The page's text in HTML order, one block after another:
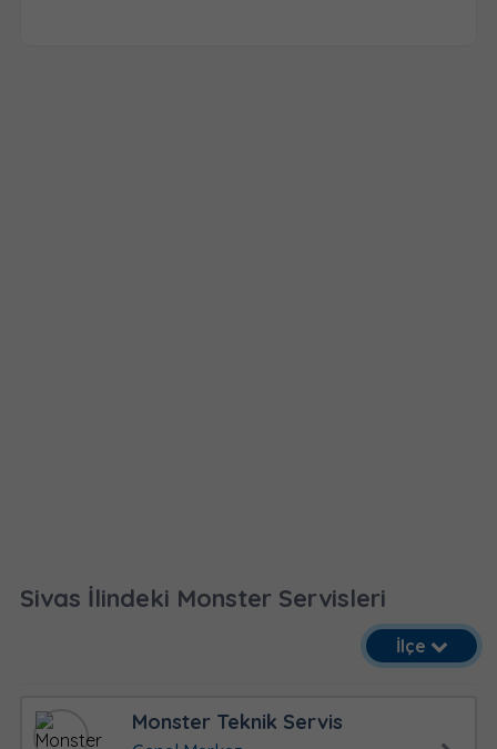
Sivas İlindeki Monster Servisleri
İlçe
Monster Teknik Servis